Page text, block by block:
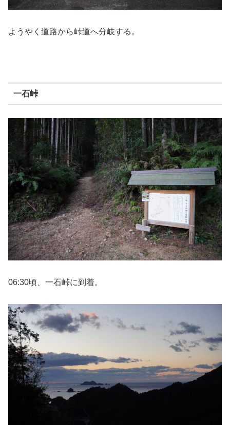
ようやく道路から峠道へ分岐する。
一石峠
06:30頃、一石峠に到着。